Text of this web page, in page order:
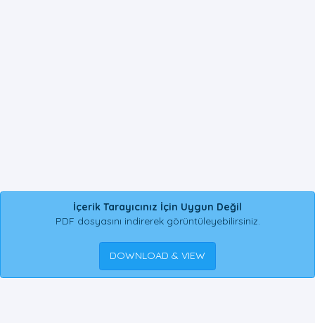
İçerik Tarayıcınız İçin Uygun Değil
PDF dosyasını indirerek görüntüleyebilirsiniz.
DOWNLOAD & VIEW